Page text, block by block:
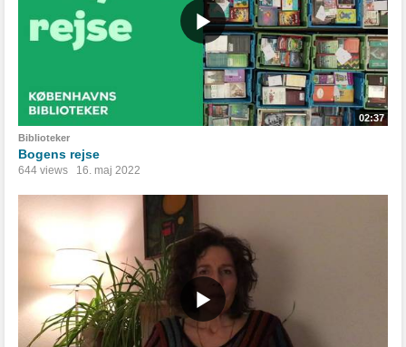
02:37
Biblioteker
Bogens rejse
644 views 16. maj 2022